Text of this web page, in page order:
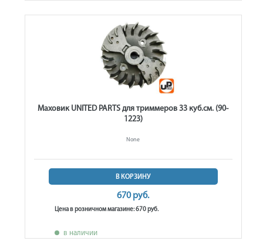
Маховик UNITED PARTS для триммеров 33 куб.см. (90-
1223)
None
В КОРЗИНУ
670 руб.
Цена в розничном магазине: 670 руб.
в наличии